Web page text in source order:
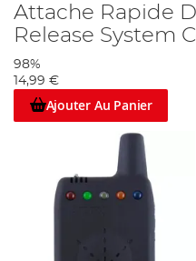
Attache Rapide
Release System
98%
14,99 €
Ajouter Au Panier